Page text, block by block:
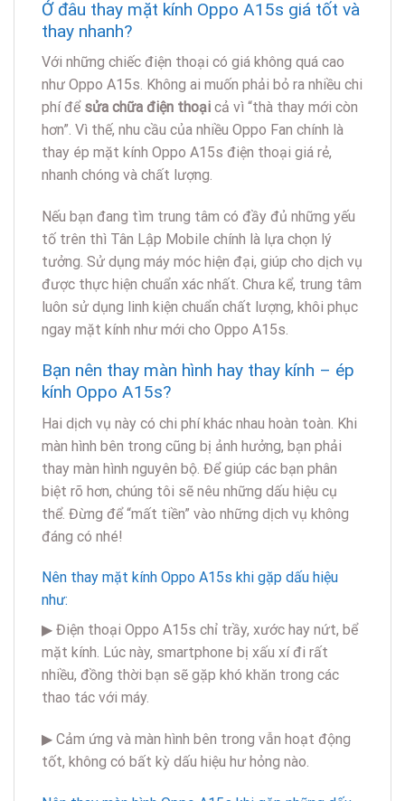
Ở đâu thay mặt kính Oppo A15s giá tốt và
thay nhanh?
Với những chiếc điện thoại có giá không quá cao
như Oppo A15s. Không ai muốn phải bỏ ra nhiều chi
phí để sửa chữa điện thoại cả vì “thà thay mới còn
hơn”. Vì thế, nhu cầu của nhiều Oppo Fan chính là
thay ép mặt kính Oppo A15s điện thoại giá rẻ,
nhanh chóng và chất lượng.
Nếu bạn đang tìm trung tâm có đầy đủ những yếu
tố trên thì Tân Lập Mobile chính là lựa chọn lý
tưởng. Sử dụng máy móc hiện đại, giúp cho dịch vụ
được thực hiện chuẩn xác nhất. Chưa kể, trung tâm
luôn sử dụng linh kiện chuẩn chất lượng, khôi phục
ngay mặt kính như mới cho Oppo A15s.
Bạn nên thay màn hình hay thay kính – ép
kính Oppo A15s?
Hai dịch vụ này có chi phí khác nhau hoàn toàn. Khi
màn hình bên trong cũng bị ảnh hưởng, bạn phải
thay màn hình nguyên bộ. Để giúp các bạn phân
biệt rõ hơn, chúng tôi sẽ nêu những dấu hiệu cụ
thể. Đừng để “mất tiền” vào những dịch vụ không
đáng có nhé!
Nên thay mặt kính Oppo A15s khi gặp dấu hiệu
như:
▶ Điện thoại Oppo A15s chỉ trầy, xước hay nứt, bể
mặt kính. Lúc này, smartphone bị xấu xí đi rất
nhiều, đồng thời bạn sẽ gặp khó khăn trong các
thao tác với máy.
▶ Cảm ứng và màn hình bên trong vẫn hoạt động
tốt, không có bất kỳ dấu hiệu hư hỏng nào.